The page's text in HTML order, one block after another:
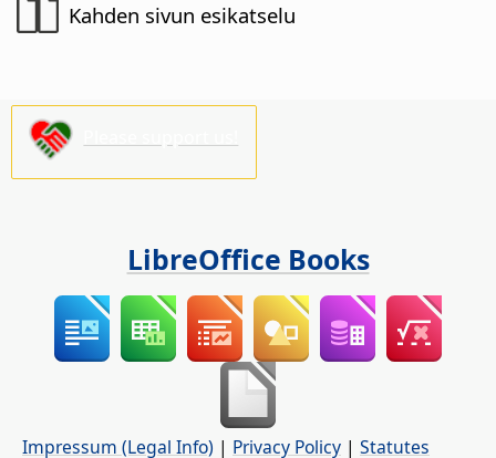
Kahden sivun esikatselu
LibreOffice Books
Impressum (Legal Info) | Privacy Policy | Statutes